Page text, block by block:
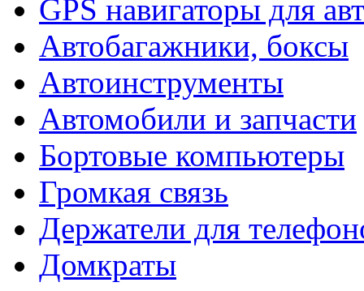
GPS навигаторы для
Автобагажники, боксы
Автоинструменты
Автомобили и запчасти
Бортовые компьютеры
Громкая связь
Держатели для
Домкраты